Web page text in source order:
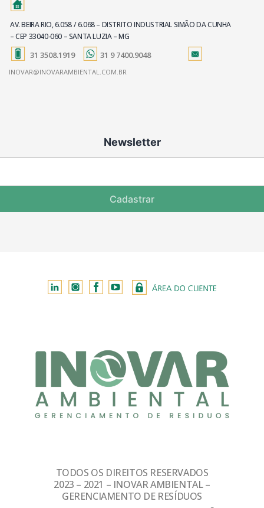
AV. BEIRA RIO, 6.058 / 6.068 – DISTRITO INDUSTRIAL SIMÃO DA CUNHA
– CEP 33040-060 – SANTA LUZIA – MG
31 3508.1919 31 9 7400.9048
INOVAR@INOVARAMBIENTAL.COM.BR
Newsletter
Cadastrar
TODOS OS DIREITOS RESERVADOS
2023 – 2021 – INOVAR AMBIENTAL –
GERENCIAMENTO DE RESÍDUOS